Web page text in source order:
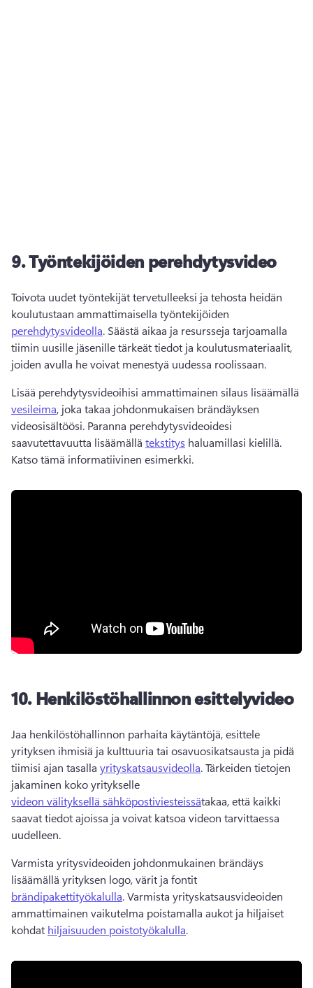
9.Työntekijöiden perehdytysvideo
Toivota uudet työntekijät tervetulleeksi ja tehosta heidän
koulutustaan ammattimaisella työntekijöiden
perehdytysvideolla. Säästä aikaa ja resursseja tarjoamalla
tiimin uusille jäsenille tärkeät tiedot ja koulutusmateriaalit,
joiden avulla he voivat menestyä uudessa roolissaan.
Lisää perehdytysvideoihisi ammattimainen silaus lisäämällä
vesileima, joka takaa johdonmukaisen brändäyksen
videosisältöösi. Paranna perehdytysvideoidesi
saavutettavuutta lisäämällä tekstitys
Katso tämä informatiivinen esimerkki.
10.Henkilöstöhallinnon esittelyvideo
Jaa henkilöstöhallinnon parhaita käytäntöjä, esittele
yrityksen ihmisiä ja kulttuuria tai osavuosikatsausta ja pidä
tiimisi ajan tasalla yrityskatsausvideolla. Tärkeiden tietojen
jakaminen koko yritykselle
videon välityksellä sähköpostiviesteissätakaa, että kaikki
saavat tiedot ajoissa ja voivat katsoa videon tarvittaessa
uudelleen.
Varmista yritysvideoiden johdonmukainen brändäys
lisäämällä yrityksen logo, värit ja fontit
brändipakettityökalulla. Varmista yrityskatsausvideoiden
ammattimainen vaikutelma poistamalla aukot ja hiljaiset
kohdat hiljaisuuden poistotyökalulla.